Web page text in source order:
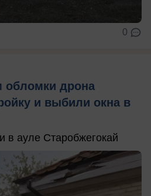
0
обломки дрона
и выбили окна в
ауле Старобжегокай